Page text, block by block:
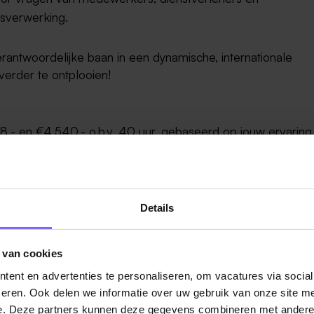
Details
cookies
en advertenties te personaliseren, om vacatures via
Ook delen we informatie over uw gebruik van onze site
Deze partners kunnen deze gegevens combineren met
baan in een dynamische, internationale
te ontplooien!
en €4.540,- o.b.v. 40 uur, gebaseerd op jouw
om max. 5 dagen bij te kopen).
bedrijfsfitnessplan en evt.
zodat jouw kennis en vaardigheden up-to-date blijven.
en weekendjes weg, collectieve verzekeringen en